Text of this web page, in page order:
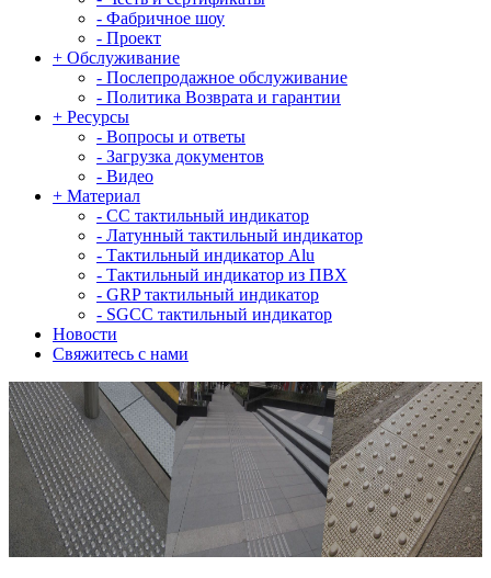
- Фабричное шоу
- Проект
+ Обслуживание
- Послепродажное обслуживание
- Политика Возврата и гарантии
+ Ресурсы
- Вопросы и ответы
- Загрузка документов
- Видео
+ Материал
- СС тактильный индикатор
- Латунный тактильный индикатор
- Тактильный индикатор Alu
- Тактильный индикатор из ПВХ
- GRP тактильный индикатор
- SGCC тактильный индикатор
Новости
Свяжитесь с нами